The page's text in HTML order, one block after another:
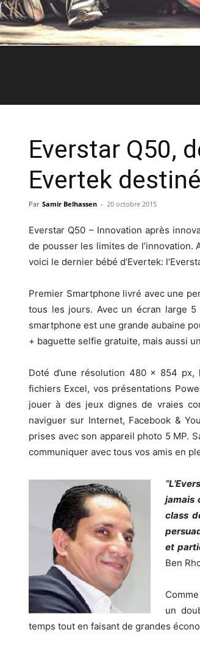
Everstar Q50,
Evertek
Par Samir Belhassen - 20 octobre 2015
Everstar Q50 – Innovation après
de pousser les limites de l’innovation.
voici le dernier bébé d’Evertek:
Premier Smartphone livré avec une
tous les jours. Avec un écran large
smartphone est une grande aubaine
+ baguette selfie gratuite, mais aussi
Doté d’une résolution 480 x 854 px,
fichiers Excel, vos présentations
jouer à des jeux dignes de vraies
naviguer sur Internet, Facebook &
prises avec son appareil photo 5 MP.
communiquer avec tous vos amis en
jamais
class
et
Ben
un
temps tout en faisant de grandes